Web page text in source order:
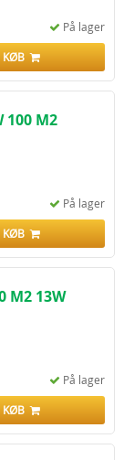
På lager
KØB
100 M2
På lager
KØB
M2 13W
På lager
KØB